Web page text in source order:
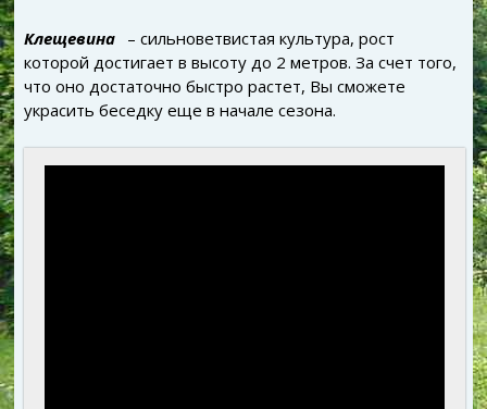
Клещевина
– сильноветвистая культура, рост
которой достигает в высоту до 2 метров. За счет того,
что оно достаточно быстро растет, Вы сможете
украсить беседку еще в начале сезона.